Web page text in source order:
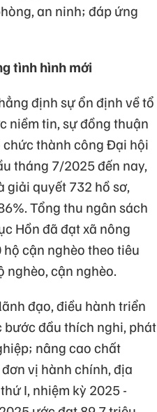
an ninh; đáp ứng
tình hình mới
định sự ổn định về tổ
niềm tin, sự đồng thuận
chức thành công Đại hội
tháng 7/2025 đến nay,
giải quyết 732 hồ sơ,
Tổng thu ngân sách
Hồn đã đạt xã nông
cận nghèo theo tiêu
nghèo, cận nghèo.
đạo, điều hành triển
đầu thích nghi, phát
nâng cao chất
vị hành chính, địa
I, nhiệm kỳ 2025 -